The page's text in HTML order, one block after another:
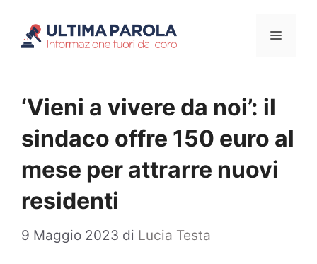
Menu
‘Vieni a vivere da noi’: il
sindaco offre 150 euro al
mese per attrarre nuovi
residenti
9 Maggio 2023 di Lucia Testa